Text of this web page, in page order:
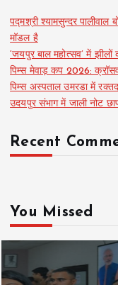
पद्मश्री श्यामसुन्दर पालीवाल
मॉडल है
‘जयपुर बाल महोत्सव’ में
पिम्स मेवाड़ कप 2026:
पिम्स अस्पताल उमरडा में
उदयपुर संभाग में जाली नोट
Recent
You Missed